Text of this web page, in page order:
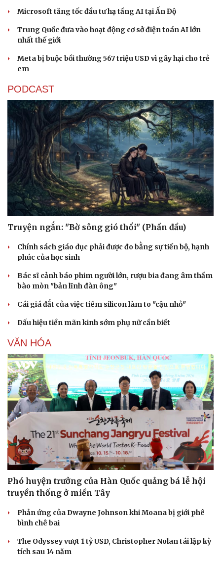
Sức khỏe
Dinh dưỡng - món ngon
Cây thuốc
Sản phụ khoa
Nam khoa
Phòng mạch online
Đời sống
Blog
Microsoft tăng tốc đầu tư hạ tầng AI tại Ấn Độ
Trung Quốc đưa vào hoạt động cơ sở điện toán AI lớn
nhất thế giới
Meta bị buộc bồi thường 567 triệu USD vì gây hại cho trẻ
em
PODCAST
Truyện ngắn: "Bờ sông gió thổi" (Phần đầu)
Chính sách giáo dục phải được đo bằng sự tiến bộ, hạnh
phúc của học sinh
Bác sĩ cảnh báo phim người lớn, rượu bia đang âm thầm
bào mòn "bản lĩnh đàn ông"
Cái giá đắt của việc tiêm silicon làm to "cậu nhỏ"
Dấu hiệu tiền mãn kinh sớm phụ nữ cần biết
VĂN HÓA
Phó huyện trưởng của Hàn Quốc quảng bá lễ hội
truyền thống ở miền Tây
Phản ứng của Dwayne Johnson khi Moana bị giới phê
bình chê bai
The Odyssey vượt 1 tỷ USD, Christopher Nolan tái lập kỳ
tích sau 14 năm